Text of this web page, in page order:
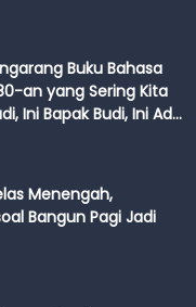
Buku Bahasa
an yang Sering Kita
Ini Bapak Budi, Ini Adik
Menengah,
Bangun Pagi Jadi